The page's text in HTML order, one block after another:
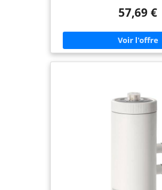
Frame (Ø305 cm) et Prism
disponibles pour Ø38 mm -non
cartouche haute performance
amélioré avec plus de plis et
pour retenir plus d'impuretés ;
européenne 220-240 V pour
Technologie Hydro Aeration
qualité de l'eau : améliore
57,69 €